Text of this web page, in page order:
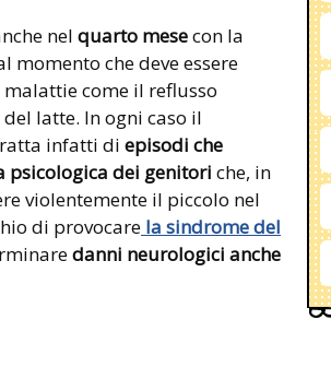
nel quarto mesecon la
momento che deve essere
come il reflusso
latte. In ogni caso il
infatti di episodi che
psicologica dei genitori che, in
violentemente il piccolo nel
di provocare la sindrome del
danni neurologici anche